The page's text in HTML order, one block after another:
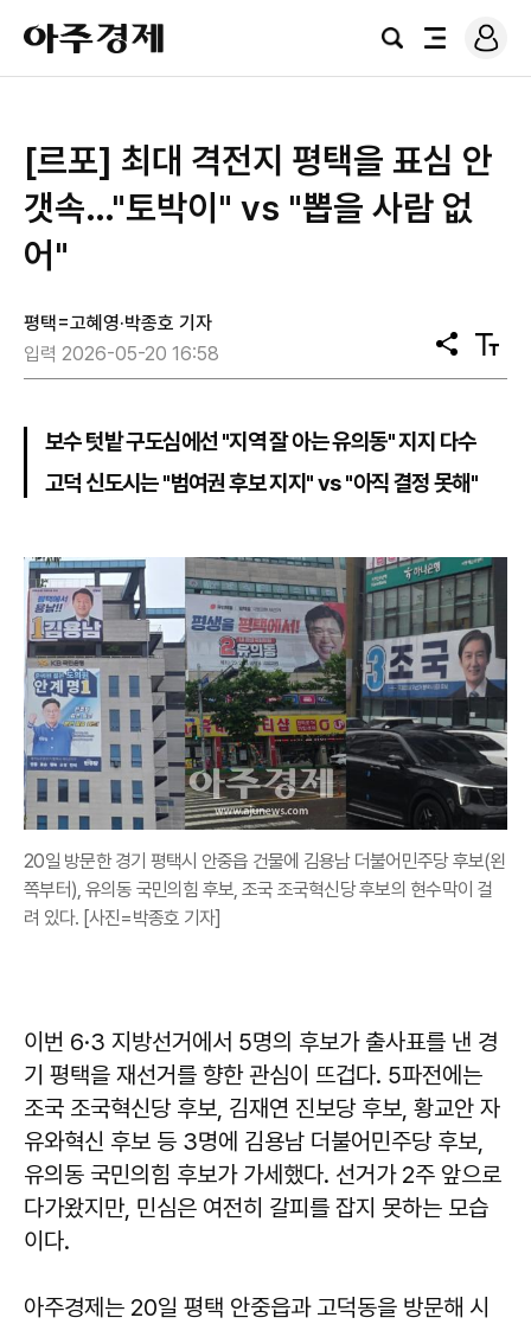
아
주
경
검
전
로
그
[르포] 최대 격전지 평택을 표심 안
갯속…"토박이" vs "뽑을 사람 없
어"
평택=고혜영·박종호 기자
입력 2026-05-20 16:58
공
유
텍
스
보수 텃밭 구도심에선 "지역 잘 아는 유의동" 지지 다수
고덕 신도시는 "범여권 후보 지지" vs "아직 결정 못해"
20일 방문한 경기 평택시 안중읍 건물에 김용남 더불어민주당 후보(왼
쪽부터), 유의동 국민의힘 후보, 조국 조국혁신당 후보의 현수막이 걸
려 있다. [사진=박종호 기자]
이번 6·3 지방선거에서 5명의 후보가 출사표를 낸 경
기 평택을 재선거를 향한 관심이 뜨겁다. 5파전에는
조국 조국혁신당 후보, 김재연 진보당 후보, 황교안 자
유와혁신 후보 등 3명에 김용남 더불어민주당 후보,
유의동 국민의힘 후보가 가세했다. 선거가 2주 앞으로
다가왔지만, 민심은 여전히 갈피를 잡지 못하는 모습
이다.
아주경제는 20일 평택 안중읍과 고덕동을 방문해 시